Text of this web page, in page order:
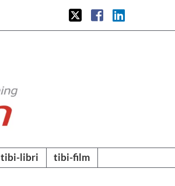
tibi-libri tibi-film